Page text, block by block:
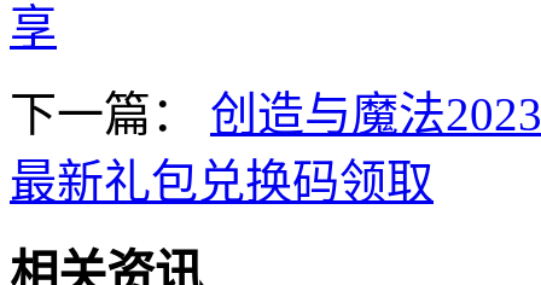
享
下一篇：
创造与魔法
最新礼包兑换码领取